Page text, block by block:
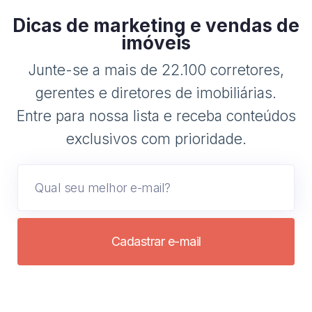
Dicas de marketing e vendas de
imóveis
Junte-se a mais de 22.100 corretores,
gerentes e diretores de imobiliárias.
Entre para nossa lista e receba conteúdos
exclusivos com prioridade.
Cadastrar e-mail